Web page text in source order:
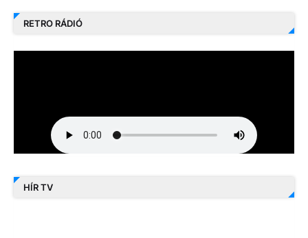
RETRO RÁDIÓ
HÍR TV